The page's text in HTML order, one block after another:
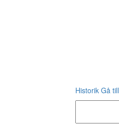
Historik Gå till